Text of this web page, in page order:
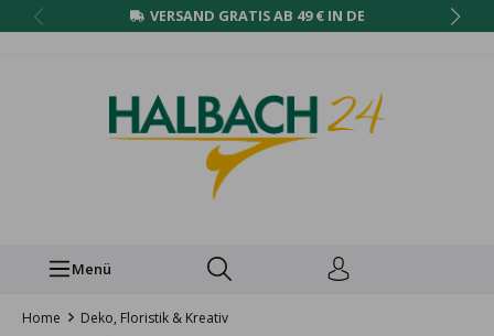
VERSAND GRATIS AB 49 € IN DE
Menü
Home Deko, Floristik & Kreativ